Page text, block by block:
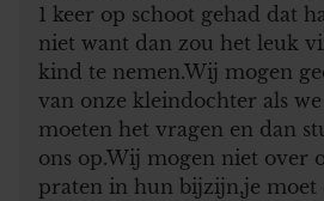
1 keer op schoot gehad dat
niet want dan zou het leuk
kind te nemen.Wij mogen
van onze kleindochter als
moeten het vragen en dan
ons op.Wij mogen niet over
praten in hun bijzijn,je moet